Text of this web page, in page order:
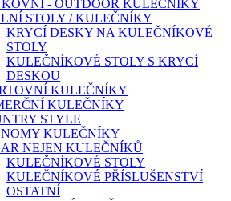
- OUTDOOR KULEČNÍKY
STOLY / KULEČNÍKY
KRYCÍ DESKY NA KULEČNÍKOVÉ
STOLY
KULEČNÍKOVÉ STOLY S KRYCÍ
DESKOU
KULEČNÍKY
KULEČNÍKY
STYLE
KULEČNÍKY
NEJEN KULEČNÍKŮ
KULEČNÍKOVÉ STOLY
KULEČNÍKOVÉ PŘÍSLUŠENSTVÍ
OSTATNÍ